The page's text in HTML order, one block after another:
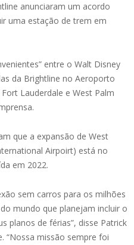
anunciaram um acordo
uma estação de trem em
entre o Walt Disney
da Brightline no Aeroporto
Lauderdale e West Palm
que a expansão de West
Airpoirt) está no
em 2022.
sem carros para os milhões
mundo que planejam incluir o
planos de férias”, disse Patrick
“Nossa missão sempre foi